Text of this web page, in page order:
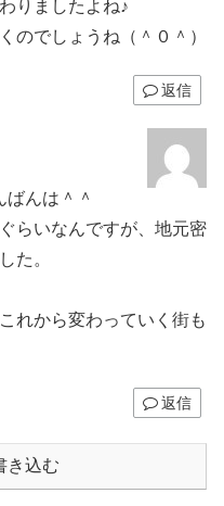
りましたよね♪
のでしょうね（＾０＾）
返信
んは＾＾
らいなんですが、地元密
た。
れから変わっていく街も
返信
き込む